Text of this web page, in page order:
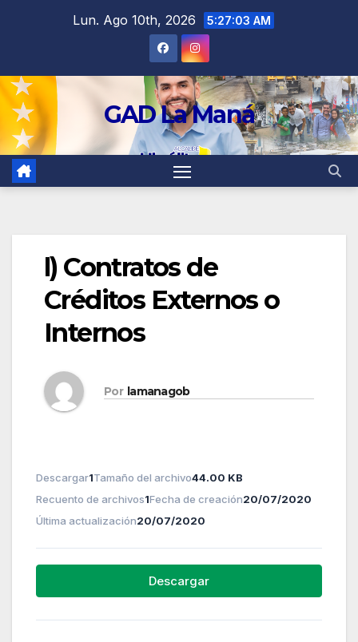
Lun. Ago 10th, 2026 5:27:04 AM
GAD La Maná
l) Contratos de
Créditos Externos o
Internos
Por lamanagob
Descargar1Tamaño del archivo44.00 KB
Recuento de archivos1Fecha de creación20/07/2020
Última actualización20/07/2020
Descargar